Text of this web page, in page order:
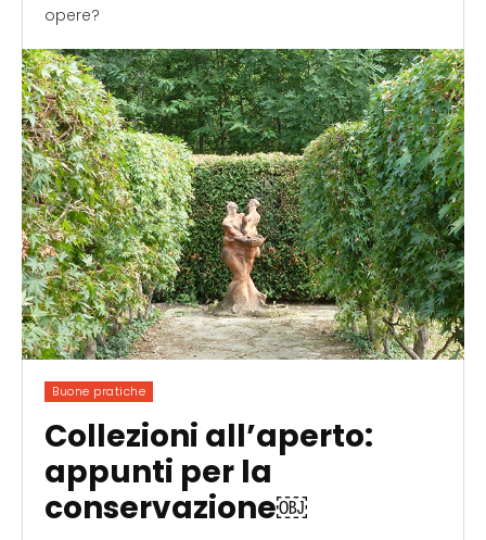
opere?
Buone pratiche
Collezioni all’aperto:
appunti per la
conservazione￼